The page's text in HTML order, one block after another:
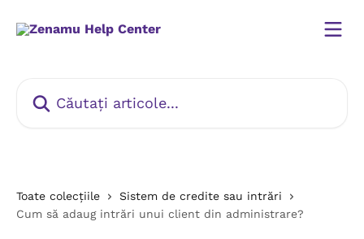
Toate colecțiile
Sistem de credite sau intrări
Cum să adaug intrări unui client din administrare?